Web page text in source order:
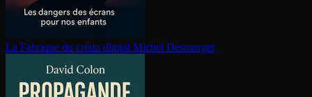
La Fabrique du crétin digital Michel Desmurget